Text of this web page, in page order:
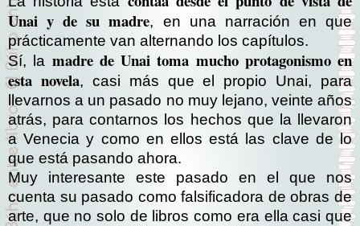
Unai y de su madre, en una narración en que
prácticamente van alternando los capítulos.
Sí, la madre de Unai toma mucho protagonismo en
esta novela, casi más que el propio Unai, para
llevarnos a un pasado no muy lejano, veinte años
atrás, para contarnos los hechos que la llevaron
a Venecia y como en ellos está las clave de lo
que está pasando ahora.
Muy interesante este pasado en el que nos
cuenta su pasado como falsificadora de obras de
arte, que no solo de libros como era ella casi que